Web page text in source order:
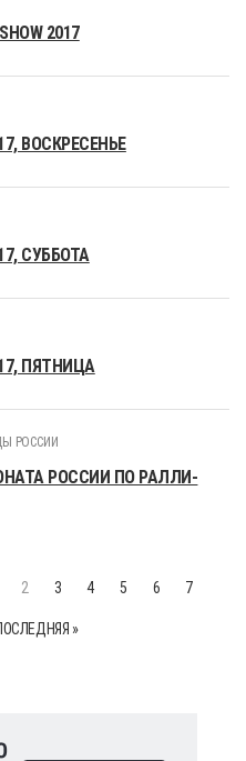
2017
ВОСКРЕСЕНЬЕ
СУББОТА
ПЯТНИЦА
РОССИИ
РОССИИ ПО РАЛЛИ-
2 3 4 5 6 7
»